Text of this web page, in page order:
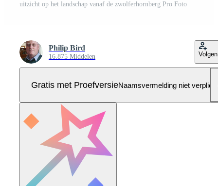
uitzicht op het landschap vanaf de zwolferhornberg Pro Foto
Philip Bird
16.875 Middelen Volgen
Gratis met ProefversieNaamsvermelding niet verplicht